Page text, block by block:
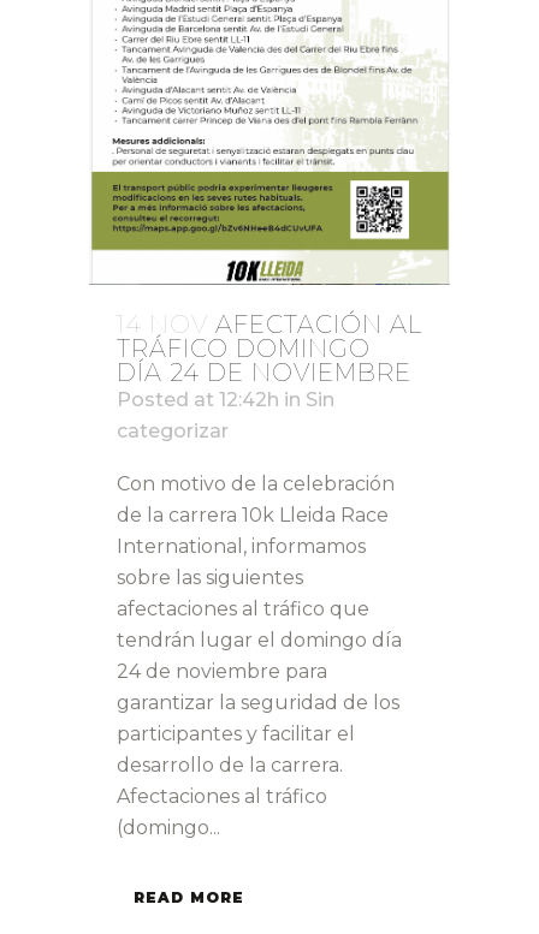
14 NOV AFECTACIÓN AL
TRÁFICO DOMINGO
DÍA 24 DE NOVIEMBRE
Posted at 12:42h in Sin
categorizar
Con motivo de la celebración
de la carrera 10k Lleida Race
International, informamos
sobre las siguientes
afectaciones al tráfico que
tendrán lugar el domingo día
24 de noviembre para
garantizar la seguridad de los
participantes y facilitar el
desarrollo de la carrera.
Afectaciones al tráfico
(domingo...
READ MORE